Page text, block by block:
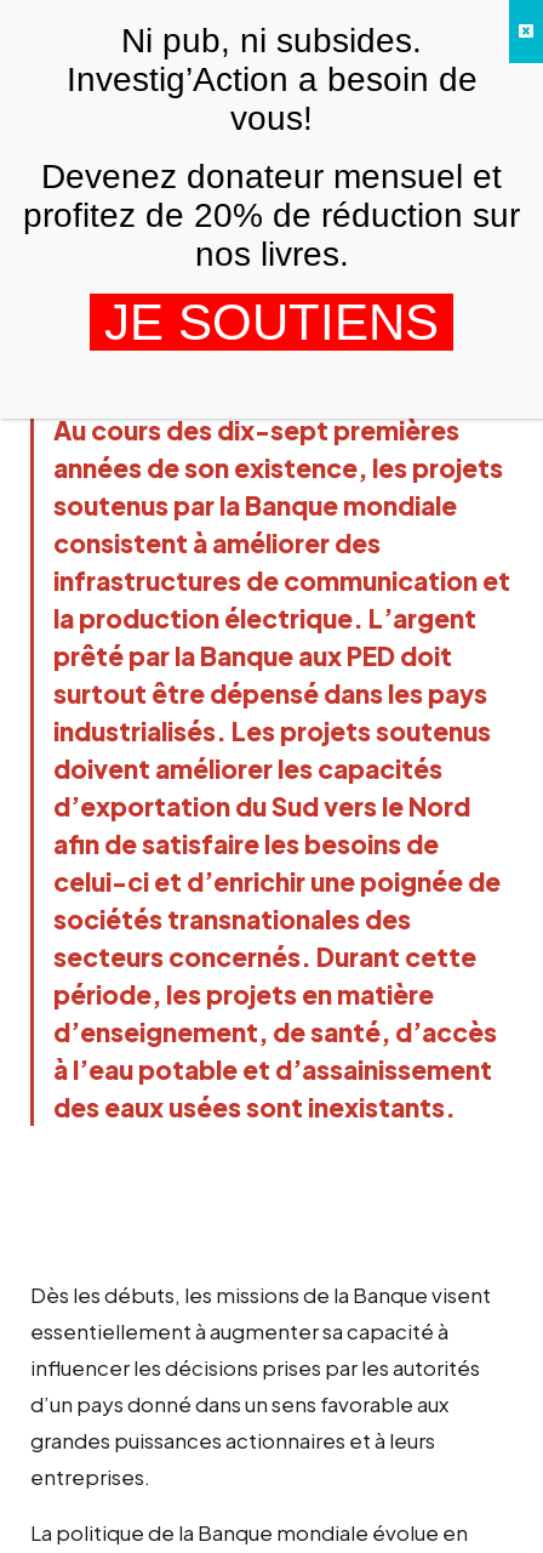
La Banque mondiale au service des
puissants dans un climat de chasse aux
sorcières
Au cours des dix-sept premières
années de son existence, les projets
soutenus par laBanque mondiale
consistent à améliorer des
infrastructures de communication et
la production électrique. L’argent
prêté par la Banque aux PED doit
surtout être dépensé dans les pays
industrialisés. Les projets soutenus
doivent améliorer les capacités
d’exportation du Sud vers le Nord
afin de satisfaire les besoins de
celui-ci et d’enrichir une poignée de
sociétés transnationales des
secteurs concernés. Durant cette
période, les projets en matière
d’enseignement, de santé, d’accès
à l’eau potable et d’assainissement
des eaux usées sont inexistants.
Dès les débuts, les missions de la Banque visent
essentiellement à augmenter sa capacité à
influencer les décisions prises par les autorités
d’un pays donné dans un sens favorable aux
grandes puissances actionnaires et à leurs
entreprises.
La politique de la Banque mondiale évolue en
ANALYSES ET TÉMOIGNAGES
FRNi pub, ni subsides.
Investig’Action a besoin de
vous!
Devenez donateur mensuel et
profitez de 20% de réduction sur
nos livres.
JE SOUTIENS